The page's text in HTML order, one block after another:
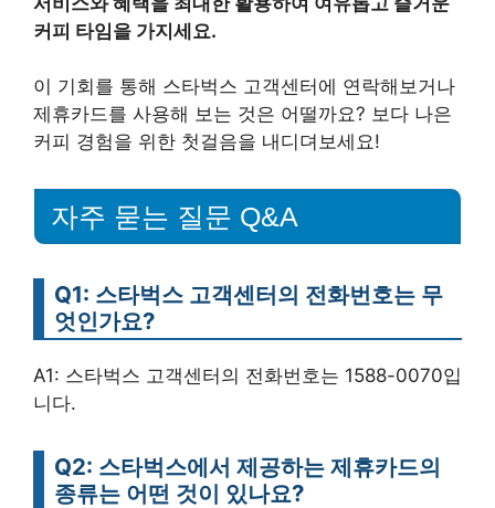
커피 타임을 가지세요.
이 기회를 통해 스타벅스 고객센터에 연락해보거나
제휴카드를 사용해 보는 것은 어떨까요? 보다 나은
커피 경험을 위한 첫걸음을 내디뎌보세요!
자주 묻는 질문 Q&A
Q1: 스타벅스 고객센터의 전화번호는 무
엇인가요?
A1: 스타벅스 고객센터의 전화번호는 1588-0070입
니다.
Q2: 스타벅스에서 제공하는 제휴카드의
종류는 어떤 것이 있나요?